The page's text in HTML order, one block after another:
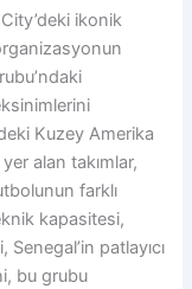
ikonik
Kuzey Amerika
alan takımlar,
farklı
kapasitesi,
patlayıcı
bu grubu